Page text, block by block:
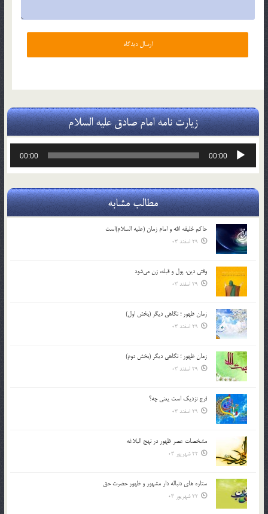
زیارت نامه امام صادق علیه السلام
پخش‌کننده
00:00
00:00
مطالب مشابه
حاکم خليفه الله و امام زمان (علیه السلام)است
29 اسفند 03
وقتی دین، پول و قبله، زن می‌شود
29 اسفند 03
زمان ظهور ؛ نگاهی دیگر (بخش اول)
29 اسفند 03
زمان ظهور ؛ نگاهی دیگر (بخش دوم)
29 اسفند 03
فرج نزدیک است یعنی چه؟
29 اسفند 03
مشخصات عصر ظهور در نهج البلاغه
22 شهریور 03
ستاره های دنباله دار مشهور و ظهور حضرت حق
22 شهریور 03